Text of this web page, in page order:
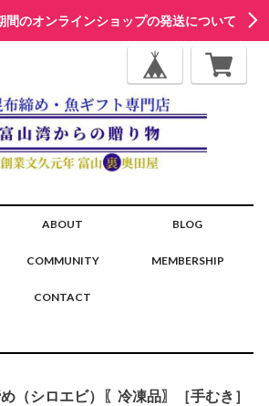
間のオンラインショップの発送について
ABOUT BLOG
COMMUNITY MEMBERSHIP
CONTACT
（シロエビ）〖冷凍品〗［手むき］